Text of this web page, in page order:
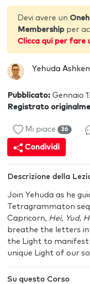
Devi avere un
Membership per
Clicca qui per fare
Yehuda
Pubblicato: Gennaio
Registrato
Mi piace 36
Condividi
Descrizione della
Join Yehuda as he
Tetragrammaton
Capricorn, Hei, Yud,
breathe the letters
the Light to manifest
unique Light of our
Su questo Corso